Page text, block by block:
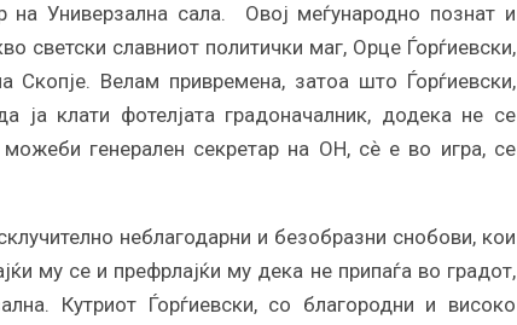
Универзална сала. Овој меѓународно познат и
светски славниот политички маг, Орце Ѓорѓиевски,
Скопје. Велам привремена, затоа што Ѓорѓиевски,
клати фотелјата градоначалник, додека не се
генерален секретар на ОН, сѐ е во игра, се
неблагодарни и безобразни снобови, кои
му се и префрлајќи му дека не припаѓа во градот,
Кутриот Ѓорѓиевски, со благородни и високо